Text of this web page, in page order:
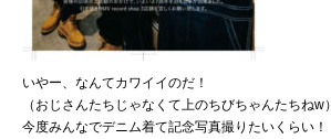
いやー、なんてカワイイのだ！
（おじさんたちじゃなくて上のちびちゃんたちねw）
今度みんなでデニム着て記念写真撮りたいくらい！